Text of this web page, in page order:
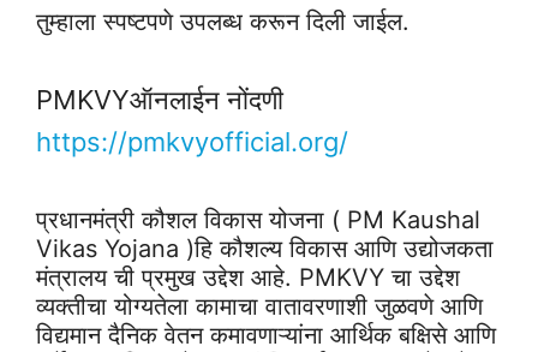
तुम्हाला स्पष्टपणे उपलब्ध करून दिली जाईल.
PMKVYऑनलाईन नोंदणी
https://pmkvyofficial.org/
प्रधानमंत्री कौशल विकास योजना ( PM Kaushal
Vikas Yojana )हि कौशल्य विकास आणि उद्योजकता
मंत्रालय ची प्रमुख उद्देश आहे. PMKVY चा उद्देश
व्यक्तीचा योग्यतेला कामाचा वातावरणाशी जुळवणे आणि
विद्यमान दैनिक वेतन कमावणाऱ्यांना आर्थिक बक्षिसे आणि